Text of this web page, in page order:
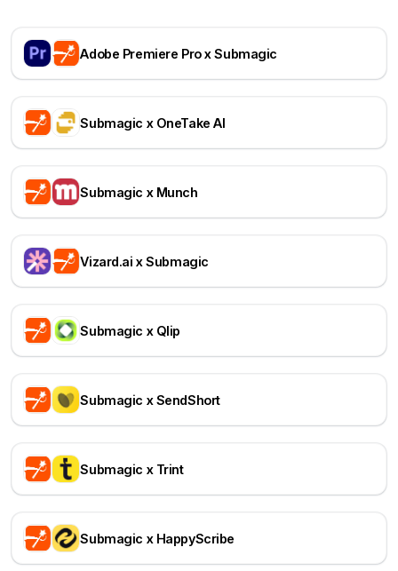
Adobe Premiere Pro x Submagic
Submagic x OneTake AI
Submagic x Munch
Vizard.ai x Submagic
Submagic x Qlip
Submagic x SendShort
Submagic x Trint
Submagic x HappyScribe